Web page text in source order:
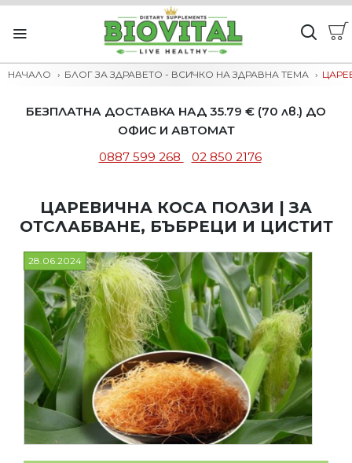
НАЧАЛО БЛОГ ЗА ЗДРАВЕТО - ВСИЧКО НА ЗДРАВНА ТЕМА
БЕЗПЛАТНА ДОСТАВКА НАД 35.79 € (70 лв.) ДО
ОФИС И АВТОМАТ
0887 599 268
02 850 2176
ЦАРЕВИЧНА КОСА ПОЛЗИ | ЗА
ОТСЛАБВАНЕ, БЪБРЕЦИ И ЦИСТИТ
28.06.2024